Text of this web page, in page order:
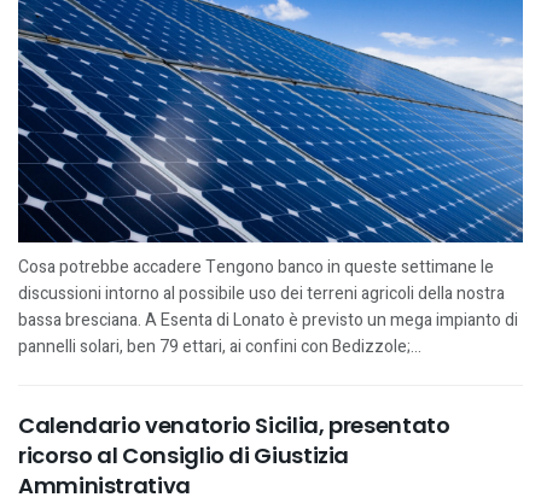
Cosa potrebbe accadere Tengono banco in queste settimane le
discussioni intorno al possibile uso dei terreni agricoli della nostra
bassa bresciana. A Esenta di Lonato è previsto un mega impianto di
pannelli solari, ben 79 ettari, ai confini con Bedizzole;...
Calendario venatorio Sicilia, presentato
ricorso al Consiglio di Giustizia
Amministrativa